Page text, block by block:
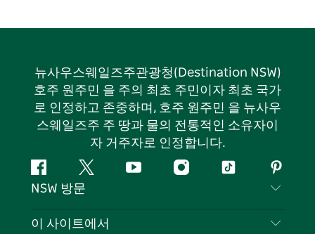
뉴사우스웨일즈주관광청(Destination NSW)
호주 원주민 을 주의 최초 주민이자 최초 국가
로 인정하고 존중하며, 호주 원주민 을 뉴사우
스웨일즈주 주 땅과 물의 전통적인 소유자이
자 거주자로 인정합니다.
페
이
북
지
다
유
인
틱
핀
터
스
NSW 방문
문의하기
이 사이트에서